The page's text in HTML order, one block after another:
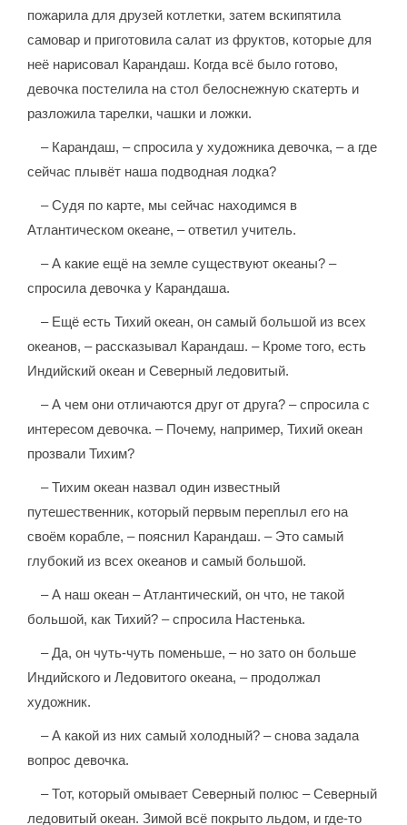
пожарила для друзей котлетки, затем вскипятила
самовар и приготовила салат из фруктов, которые для
неё нарисовал Карандаш. Когда всё было готово,
девочка постелила на стол белоснежную скатерть и
разложила тарелки, чашки и ложки.
– Карандаш, – спросила у художника девочка, – а где
сейчас плывёт наша подводная лодка?
– Судя по карте, мы сейчас находимся в
Атлантическом океане, – ответил учитель.
– А какие ещё на земле существуют океаны? –
спросила девочка у Карандаша.
– Ещё есть Тихий океан, он самый большой из всех
океанов, – рассказывал Карандаш. – Кроме того, есть
Индийский океан и Северный ледовитый.
– А чем они отличаются друг от друга? – спросила с
интересом девочка. – Почему, например, Тихий океан
прозвали Тихим?
– Тихим океан назвал один известный
путешественник, который первым переплыл его на
своём корабле, – пояснил Карандаш. – Это самый
глубокий из всех океанов и самый большой.
– А наш океан – Атлантический, он что, не такой
большой, как Тихий? – спросила Настенька.
– Да, он чуть-чуть поменьше, – но зато он больше
Индийского и Ледовитого океана, – продолжал
художник.
– А какой из них самый холодный? – снова задала
вопрос девочка.
– Тот, который омывает Северный полюс – Северный
ледовитый океан. Зимой всё покрыто льдом, и где-то